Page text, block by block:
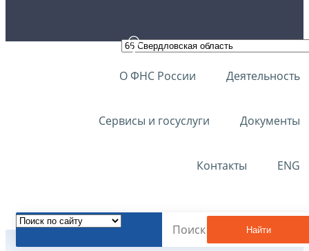
О ФНС России Деятельность
Сервисы и госуслуги Документы
Контакты ENG
Найти